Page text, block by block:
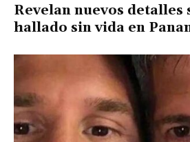
Revelan nuevos detalles
hallado sin vida en